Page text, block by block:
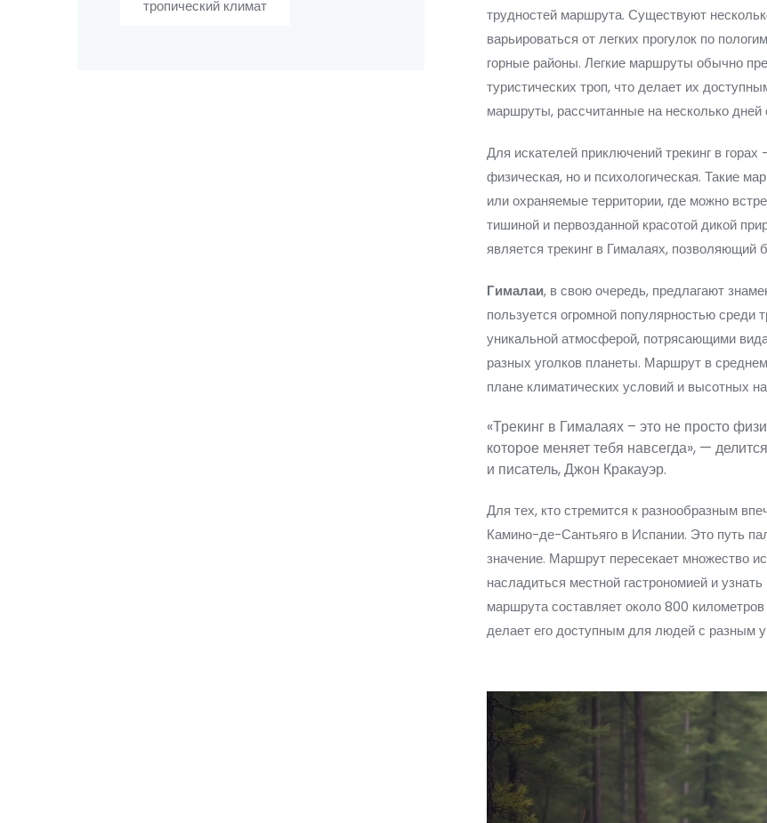
трудностей маршрута. Существуют
варьироваться от легких прогулок по
горные районы. Легкие маршруты обычно
туристических троп, что делает их
маршруты, рассчитанные на несколько дней
Для искателей приключений трекинг в
физическая, но и психологическая. Такие
или охраняемые территории, где можно
тишиной и первозданной красотой дикой
является трекинг в Гималаях, позволяющий
Гималаи, в свою очередь, предлагают
пользуется огромной популярностью среди
уникальной атмосферой, потрясающими
разных уголков планеты. Маршрут в
плане климатических условий и высотных
«Трекинг в Гималаях – это не просто
которое меняет тебя навсегда», —
и писатель, Джон Кракауэр.
Для тех, кто стремится к разнообразным
Камино-де-Сантьяго в Испании. Это путь
значение. Маршрут пересекает множество
насладиться местной гастрономией и
маршрута составляет около 800
делает его доступным для людей с разным
тропический климат